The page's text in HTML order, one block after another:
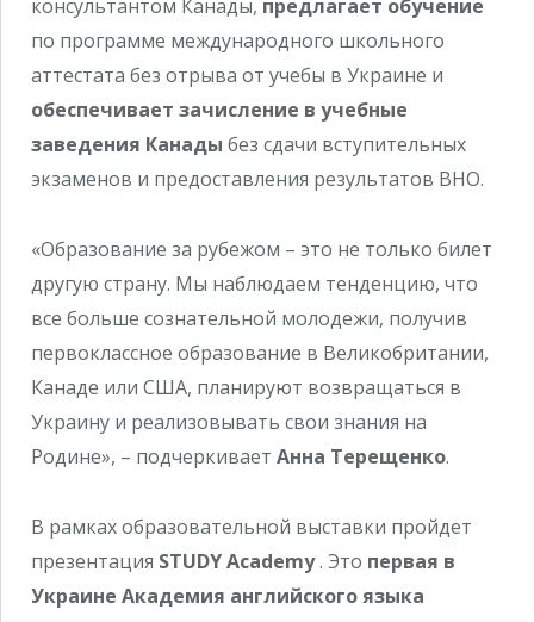
консультантом Канады, предлагает обучение
по программе международного школьного
аттестата без отрыва от учебы в Украине и
обеспечивает зачисление в учебные
заведения Канады без сдачи вступительных
экзаменов и предоставления результатов ВНО.
«Образование за рубежом – это не только билет
другую страну. Мы наблюдаем тенденцию, что
все больше сознательной молодежи, получив
первоклассное образование в Великобритании,
Канаде или США, планируют возвращаться в
Украину и реализовывать свои знания на
Родине», – подчеркивает Анна Терещенко.
В рамках образовательной выставки пройдет
презентация STUDY Academy. Это первая в
Украине Академия английского языка